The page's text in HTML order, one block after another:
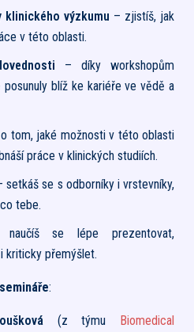
klinického výzkumu – zjistíš, jak
v této oblasti.
– díky workshopům
blíž ke kariéře ve vědě a
tom, jaké možnosti v této oblasti
práce v klinických studiích.
setkáš se s odborníky i vrstevníky,
tebe.
se lépe prezentovat,
kriticky přemýšlet.
:
(z týmu Biomedical